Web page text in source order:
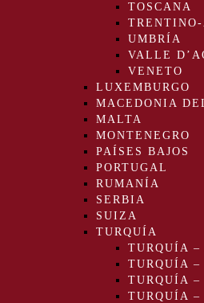
TOSCANA
UMBRÍA
VALLE
VENETO
LUXEMBURGO
MACEDONIA
MALTA
MONTENEGRO
PAÍSES BAJOS
PORTUGAL
RUMANÍA
SERBIA
SUIZA
TURQUÍA
TURQUÍA
TURQUÍA –
TURQUÍA –
TURQUÍA –